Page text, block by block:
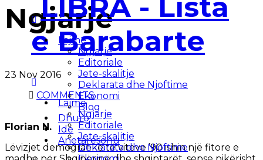
Lajme
Ngjarje
Editoriale
Jete-skalitje
Deklarata dhe Njoftime
Lajme
Ngjarje
Editoriale
Jete-skalitje
Deklarata dhe Njoftime
Ekonomi
Blog
Dhuro
Ide
Anetaresohu
Ngjarje
23 Nov 2016
COMMENTS
Florian N.
Lëvizjet demografike të viteve ’90 ishin një fitore e